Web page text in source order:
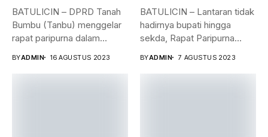
BATULICIN – DPRD Tanah
Bumbu (Tanbu) menggelar
rapat paripurna dalam
BYADMIN 16 AGUSTUS 2023
BATULICIN – Lantaran tidak
hadirnya bupati hingga
sekda, Rapat Paripurna
BYADMIN 7 AGUSTUS 2023